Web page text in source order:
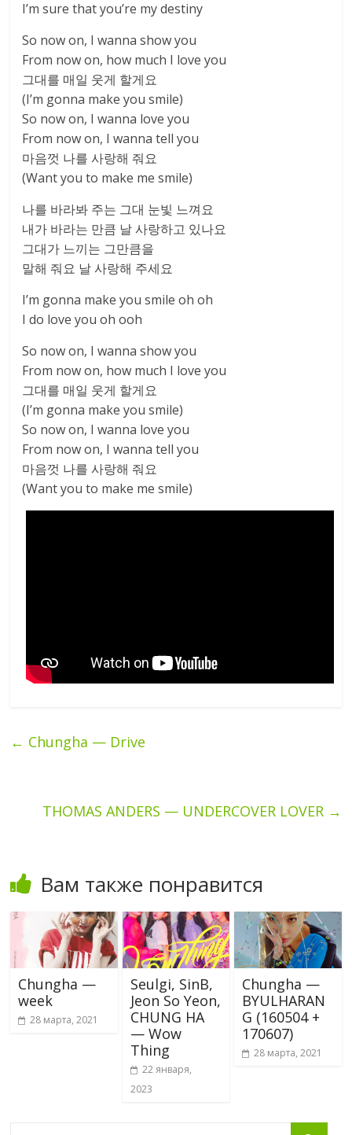
I’m sure that you’re my destiny
So now on, I wanna show you
From now on, how much I love you
그대를 매일 웃게 할게요
(I’m gonna make you smile)
So now on, I wanna love you
From now on, I wanna tell you
마음껏 나를 사랑해 줘요
(Want you to make me smile)
나를 바라봐 주는 그대 눈빛 느껴요
내가 바라는 만큼 날 사랑하고 있나요
그대가 느끼는 그만큼을
말해 줘요 날 사랑해 주세요
I’m gonna make you smile oh oh
I do love you oh ooh
So now on, I wanna show you
From now on, how much I love you
그대를 매일 웃게 할게요
(I’m gonna make you smile)
So now on, I wanna love you
From now on, I wanna tell you
마음껏 나를 사랑해 줘요
(Want you to make me smile)
← Chungha — Drive
THOMAS ANDERS — UNDERCOVER LOVER →
Вам также понравится
Chungha —
week
28 марта, 2021
Seulgi, SinB,
Jeon So Yeon,
CHUNG HA
— Wow
Thing
22 января,
2023
Chungha —
BYULHARAN
G (160504 +
170607)
28 марта, 2021